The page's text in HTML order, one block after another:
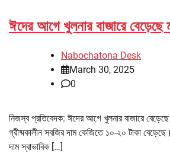
ঈদের আগে খুলনার বাজারে বেড়েছে
Nabochatona Desk
March 30, 2025
0
নিজস্ব প্রতিবেদক: ঈদের আগে খুলনার বাজারে
গ্রীষ্মকালীন সবজির দাম কেজিতে ১০-২০ টাকা
দাম স্বাভাবিক […]